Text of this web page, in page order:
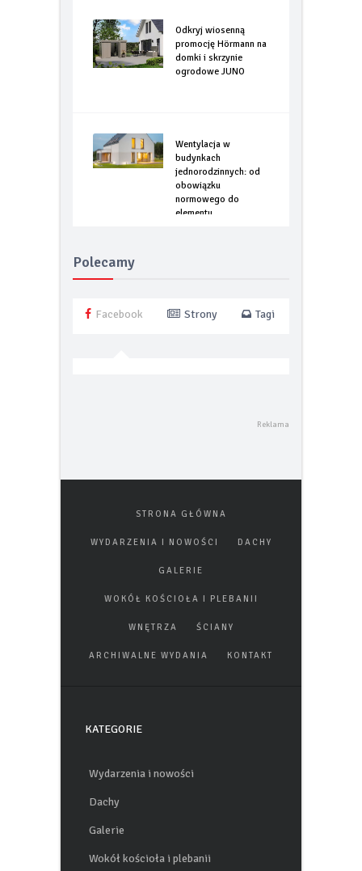
Odkryj wiosenną
promocję Hörmann na
domki i skrzynie
ogrodowe JUNO
Wentylacja w
budynkach
jednorodzinnych: od
obowiązku
normowego do
elementu
Polecamy
Facebook Strony Tagi
STRONA GŁÓWNA
WYDARZENIA I NOWOŚCI DACHY
GALERIE
WOKÓŁ KOŚCIOŁA I PLEBANII
WNĘTRZA ŚCIANY
ARCHIWALNE WYDANIA KONTAKT
KATEGORIE
Wydarzenia i nowości
Dachy
Galerie
Wokół kościoła i plebanii